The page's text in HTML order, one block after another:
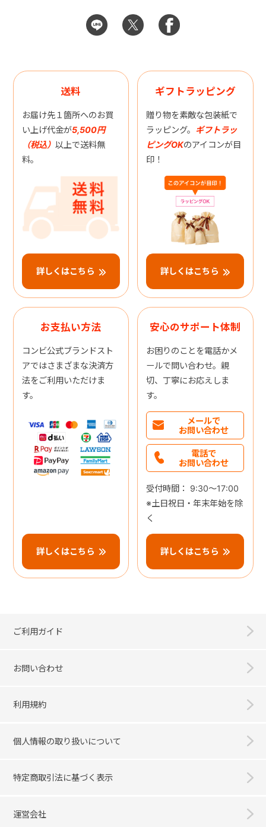
送料
お届け先１箇所へのお買
い上げ代金が5,500円
（税込） 以上で送料無
料。
詳しくはこちら
ギフトラッピング
贈り物を素敵な包装紙で
ラッピング。 ギフトラッ
ピングOKのアイコンが目
印！
詳しくはこちら
お支払い方法
コンビ公式ブランドスト
アではさまざまな決済方
法をご利用いただけま
す。
詳しくはこちら
安心のサポート体制
お困りのことを電話かメ
ールで問い合わせ。親
切、丁寧にお応えしま
す。
メールで
お問い合わせ
電話で
お問い合わせ
受付時間： 9:30～17:00
※土日祝日・年末年始を除
く
詳しくはこちら
ご利用ガイド
お問い合わせ
利用規約
個人情報の取り扱いについて
特定商取引法に基づく表示
運営会社